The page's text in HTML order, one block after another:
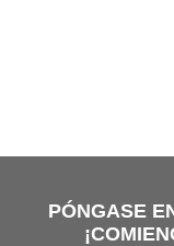
PÓNGASE